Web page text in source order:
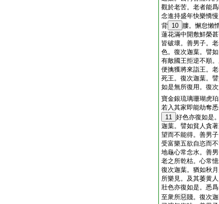
觀於老苦。老者能
念進持盛年快樂憍
背 10 膢。懈怠懶
蓮花滿中開敷鮮榮
皆破壞。善男子。
色。復次迦葉。譬
有敵國王拒逆不順
便擒獲將來詣王。
死王。復次迦葉。
如是無所復用。復
寶金銀琉璃珊瑚虎
若入其家即能劫奪
11 好色亦復如是
迦葉。譬如貧人貪
望而不能得。善男
受富樂五欲自恣而
地龜心常念水。善
老之所乾枯。心常
復次迦葉。猶如秋
所樂見。及其萎黄
壯色亦復如是。悉
至衆所惡賤。復次